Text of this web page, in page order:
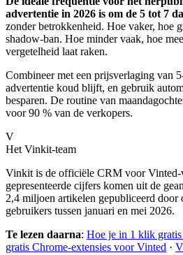
advertentie in 2026 is om de 5 tot 7
zonder betrokkenheid. Hoe vaker, hoe
shadow-ban. Hoe minder vaak, hoe
vergetelheid laat raken.
Combineer met een prijsverlaging van
advertentie koud blijft, en gebruik
besparen. De routine van
voor 90 % van de verkopers.
V
Het Vinkit-team
Vinkit is de officiële CRM voor Vinted-
gepresenteerde cijfers komen uit de
2,4 miljoen artikelen gepubliceerd door
gebruikers tussen januari en mei 2026.
Te lezen daarna: Hoe je in 1 klik
gratis Chrome-extensies voor Vinted ·